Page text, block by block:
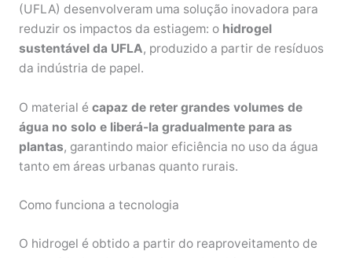
(UFLA) desenvolveram uma solução inovadora para
reduzir os impactos da estiagem: o hidrogel
sustentável da UFLA, produzido a partir de resíduos
da indústria de papel.
O material é capaz de reter grandes volumes de
água no solo e liberá-la gradualmente para as
plantas, garantindo maior eficiência no uso da água
tanto em áreas urbanas quanto rurais.
Como funciona a tecnologia
O hidrogel é obtido a partir do reaproveitamento de